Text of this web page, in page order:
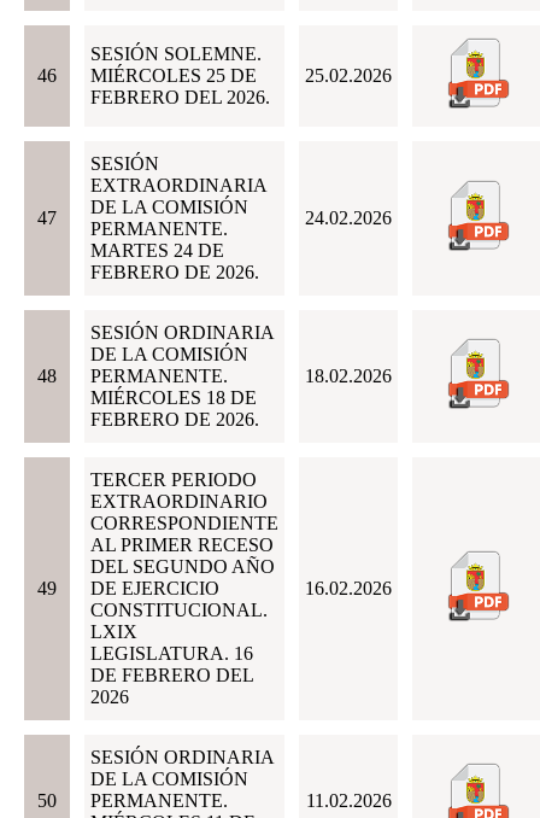
46
SESIÓN SOLEMNE.
MIÉRCOLES 25 DE
FEBRERO DEL 2026.
25.02.2026
47
SESIÓN
EXTRAORDINARIA
DE LA COMISIÓN
PERMANENTE.
MARTES 24 DE
FEBRERO DE 2026.
24.02.2026
48
SESIÓN ORDINARIA
DE LA COMISIÓN
PERMANENTE.
MIÉRCOLES 18 DE
FEBRERO DE 2026.
18.02.2026
49
TERCER PERIODO
EXTRAORDINARIO
CORRESPONDIENTE
AL PRIMER RECESO
DEL SEGUNDO AÑO
DE EJERCICIO
CONSTITUCIONAL.
LXIX
LEGISLATURA. 16
DE FEBRERO DEL
2026
16.02.2026
50
SESIÓN ORDINARIA
DE LA COMISIÓN
PERMANENTE.
11.02.2026